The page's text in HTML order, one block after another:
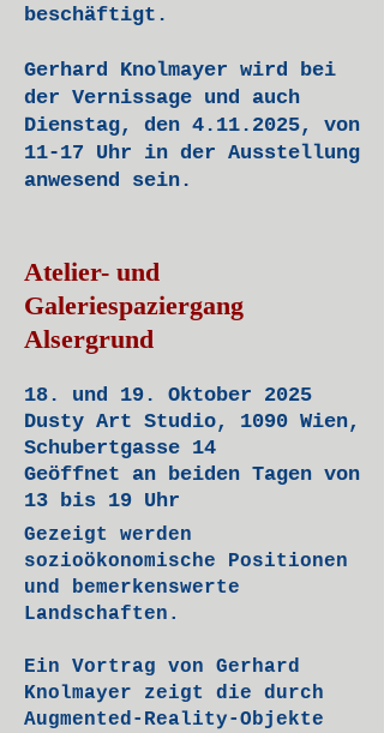
beschäftigt.
Gerhard Knolmayer wird bei
der Vernissage und auch
Dienstag, den 4.11.2025, von
11-17 Uhr in der Ausstellung
anwesend sein.
Atelier- und
Galeriespaziergang
Alsergrund
18. und 19. Oktober 2025
Dusty Art Studio, 1090 Wien,
Schubertgasse 14
Geöffnet an beiden Tagen von
13 bis 19 Uhr
Gezeigt werden
sozioökonomische Positionen
und bemerkenswerte
Landschaften.
Ein Vortrag von Gerhard
Knolmayer zeigt die durch
Augmented-Reality-Objekte